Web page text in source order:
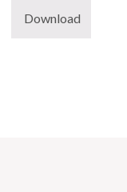
Download